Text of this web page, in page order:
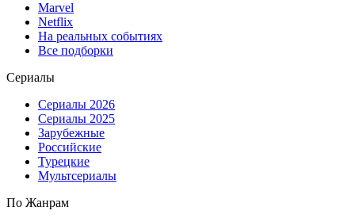
Marvel
Netflix
На реальных событиях
Все подборки
Сериалы
Сериалы 2026
Сериалы 2025
Зарубежные
Российские
Турецкие
Мультсериалы
По Жанрам